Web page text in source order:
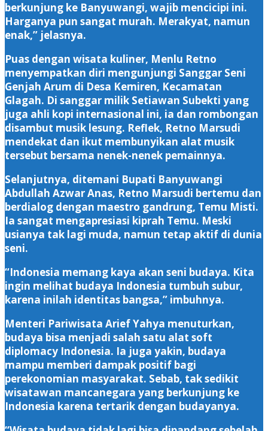
berkunjung ke Banyuwangi, wajib mencicipi ini.
Harganya pun sangat murah. Merakyat, namun
enak,” jelasnya.
Puas dengan wisata kuliner, Menlu Retno
menyempatkan diri mengunjungi Sanggar Seni
Genjah Arum di Desa Kemiren, Kecamatan
Glagah. Di sanggar milik Setiawan Subekti yang
juga ahli kopi internasional ini, ia dan rombongan
disambut musik lesung. Reflek, Retno Marsudi
mendekat dan ikut membunyikan alat musik
tersebut bersama nenek-nenek pemainnya.
Selanjutnya, ditemani Bupati Banyuwangi
Abdullah Azwar Anas, Retno Marsudi bertemu dan
berdialog dengan maestro gandrung, Temu Misti.
Ia sangat mengapresiasi kiprah Temu. Meski
usianya tak lagi muda, namun tetap aktif di dunia
seni.
“Indonesia memang kaya akan seni budaya. Kita
ingin melihat budaya Indonesia tumbuh subur,
karena inilah identitas bangsa,” imbuhnya.
Menteri Pariwisata Arief Yahya menuturkan,
budaya bisa menjadi salah satu alat soft
diplomacy Indonesia. Ia juga yakin, budaya
mampu memberi dampak positif bagi
perekonomian masyarakat. Sebab, tak sedikit
wisatawan mancanegara yang berkunjung ke
Indonesia karena tertarik dengan budayanya.